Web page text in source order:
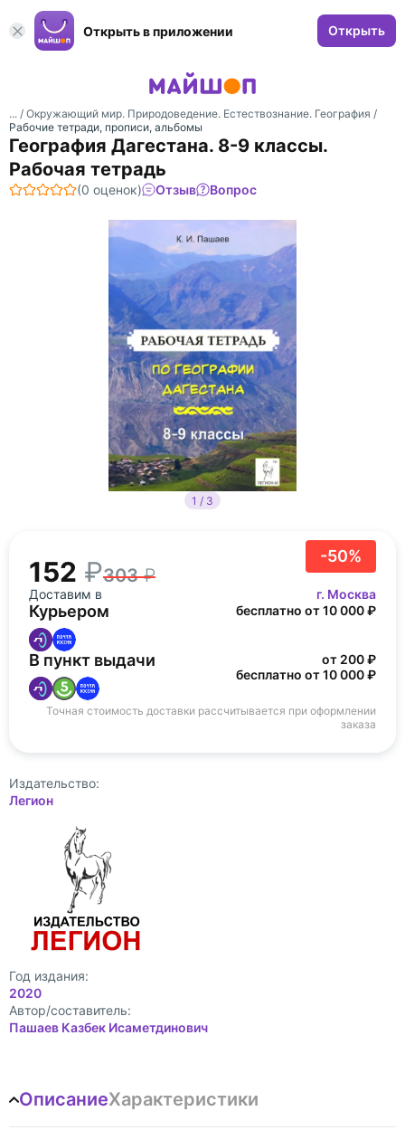
Открыть в приложении Открыть
... / Окружающий мир. Природоведение. Естествознание. География /
Рабочие тетради, прописи, альбомы
География Дагестана. 8-9 классы.
Рабочая тетрадь
(0 оценок) Отзыв Вопрос
1 / 3
-50%
152 303
Доставим в г. Москва
Курьером бесплатно от 10 000 ₽
В пункт выдачи
от 200 ₽
бесплатно от 10 000 ₽
Точная стоимость доставки рассчитывается при оформлении
заказа
Издательство:
Легион
Год издания:
2020
Автор/составитель:
Пашаев Казбек Исаметдинович
ОписаниеХарактеристики